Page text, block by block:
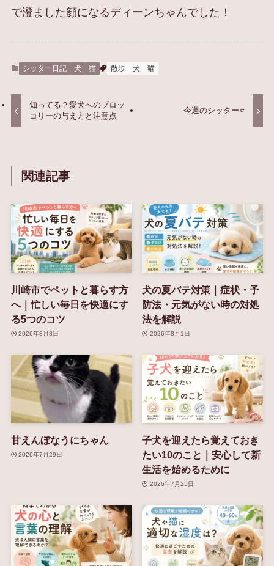
で澄ました顔になるディーンちゃんでした！
シッター日記 犬 猫 散歩 犬 猫
知ってる？愛犬へのブロッ
コリーの与え方と注意点
今週のシッター⭐️
関連記事
川崎市でペットと暮らす方
へ｜忙しい毎日を快適にす
る5つのコツ
2026年8月8日
犬の夏バテ対策｜症状・予
防法・元気がない時の対処
法を解説
2026年8月1日
甘えんぼなうにちゃん
2026年7月29日
子犬を迎えたら覚えておき
たい10のこと｜安心して新
生活を始めるために
2026年7月25日